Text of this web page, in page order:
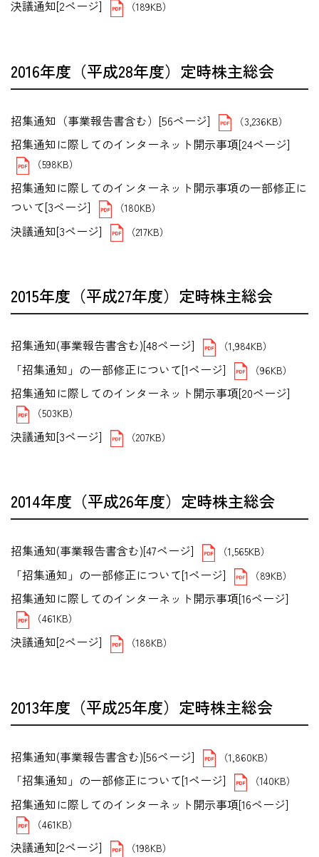
決議通知[2ページ] （189KB）
2016年度（平成28年度）定時株主総会
招集通知（事業報告書含む）[56ページ] （3,236KB）
招集通知に際してのインターネット開示事項[24ページ]
（598KB）
招集通知に際してのインターネット開示事項の一部修正に
ついて[3ページ]
（180KB）
決議通知[3ページ] （217KB）
2015年度（平成27年度）定時株主総会
招集通知(事業報告書含む)[48ページ] （1,984KB）
「招集通知」の一部修正について[1ページ] （96KB）
招集通知に際してのインターネット開示事項[20ページ]
（503KB）
決議通知[3ページ] （207KB）
2014年度（平成26年度）定時株主総会
招集通知(事業報告書含む)[47ページ] （1,565KB）
「招集通知」の一部修正について[1ページ] （89KB）
招集通知に際してのインターネット開示事項[16ページ]
（461KB）
決議通知[2ページ] （188KB）
2013年度（平成25年度）定時株主総会
招集通知(事業報告書含む)[56ページ] （1,860KB）
「招集通知」の一部修正について[1ページ] （140KB）
招集通知に際してのインターネット開示事項[16ページ]
（461KB）
決議通知[2ページ] （198KB）